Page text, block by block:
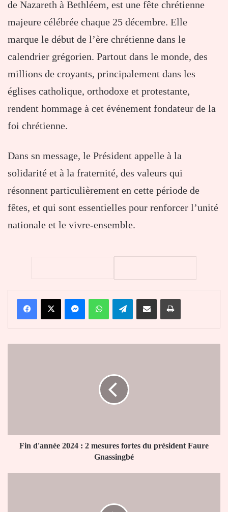
de Nazareth à Bethléem, est une fête chrétienne
majeure célébrée chaque 25 décembre. Elle
marque le début de l’ère chrétienne dans le
calendrier grégorien. Partout dans le monde, des
millions de croyants, principalement dans les
églises catholique, orthodoxe et protestante,
rendent hommage à cet événement fondateur de la
foi chrétienne.
Dans sn message, le Président appelle à la
solidarité et à la fraternité, des valeurs qui
résonnent particulièrement en cette période de
fêtes, et qui sont essentielles pour renforcer l’unité
nationale et le vivre-ensemble.
FacebookX MessengerWhatsAppTelegramPartager par email Imprimer
président
FaureFin d'année 2024 : 2 mesures fortes du président Faure
Gnassingbé